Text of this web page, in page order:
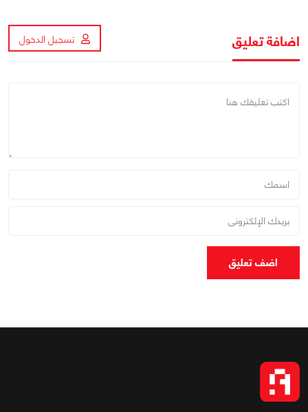
اضافة تعليق تسجيل الدخول
اضف تعليق